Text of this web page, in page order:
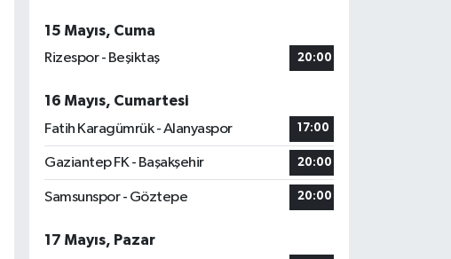
15 Mayıs, Cuma
Rizespor - Beşiktaş
20:00
16 Mayıs, Cumartesi
Fatih Karagümrük - Alanyaspor
17:00
Gaziantep FK - Başakşehir 20:00
Samsunspor - Göztepe 20:00
17 Mayıs, Pazar